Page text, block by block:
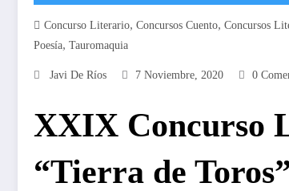
Concurso Literario, Concursos Cuento, Concursos
Poesía, Tauromaquia
Javi De Ríos 7 Noviembre, 2020 0
XXIX Concurso
“Tierra de